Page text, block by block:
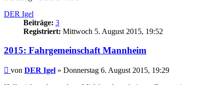
DER Igel
Beiträge: 3
Registriert: Mittwoch 5. August 2015, 19:52
2015: Fahrgemeinschaft Mannheim
Beitrag
von DER Igel » Donnerstag 6. August 2015, 19:29